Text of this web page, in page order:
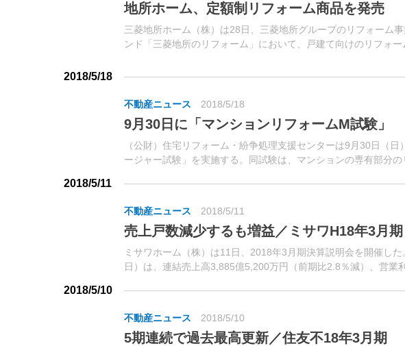
地所ホーム、定額制リフォーム商品を発売
三菱地所ホーム（株）は28日、三菱地所グループのリフォーム事
ンド「三菱地所のリフォーム」において、戸建て向けのリフォー
2018/5/18
不動産ニュース 2018/5/18
9月30日に「マンションリフォームM試験」
（公財）住宅リフォーム・紛争処理支援センターは9月30日（
ージャー試験」を実施する。同試験は、マンションの専有部分の
2018/5/11
不動産ニュース 2018/5/11
売上戸数減少するも増益／ミサワH18年3月期
ミサワホーム（株）は11日、2018年3月期決算説明会を開催し
日）は、連結売上高3,885億5,200万円（前期比2.8％減）、営業
2018/5/10
不動産ニュース 2018/5/10
5期連続で過去最高更新／住友不18年3月期